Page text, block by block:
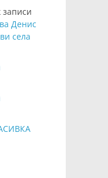
записи
Денис
села